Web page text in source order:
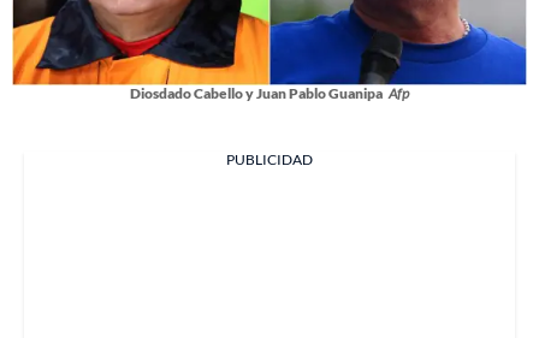
Diosdado Cabello y Juan Pablo Guanipa Afp
PUBLICIDAD